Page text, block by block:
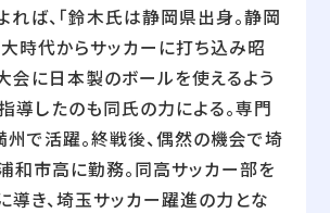
れば、「鈴木氏は静岡県出身。静岡
大時代からサッカーに打ち込み昭
会に日本製のボールを使えるよう
導したのも同氏の力による。専門
州で活躍。終戦後、偶然の機会で埼
和市高に勤務。同高サッカー部を
導き、埼玉サッカー躍進の力とな